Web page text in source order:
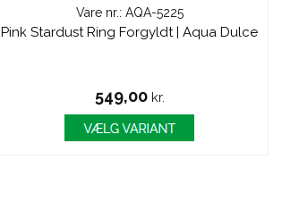
Vare nr.: AQA-5225
Pink Stardust Ring Forgyldt | Aqua Dulce
549,00 kr.